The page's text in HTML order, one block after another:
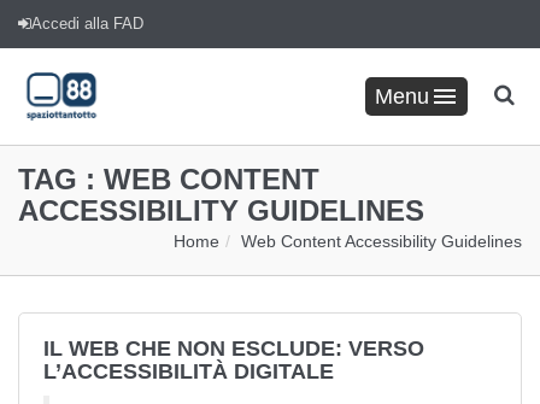
Accedi alla FAD
Menu
TAG : WEB CONTENT
ACCESSIBILITY GUIDELINES
Home Web Content Accessibility Guidelines
IL WEB CHE NON ESCLUDE: VERSO
L’ACCESSIBILITÀ DIGITALE